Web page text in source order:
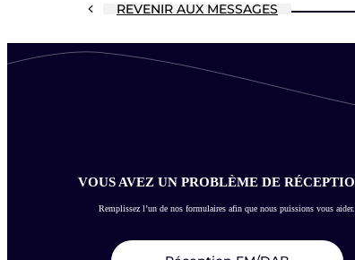
REVENIR AUX MESSAGES
VOUS AVEZ UN PROBLÈME DE
Remplissez l’un de nos formulaires afin que nous puissions vous aider.